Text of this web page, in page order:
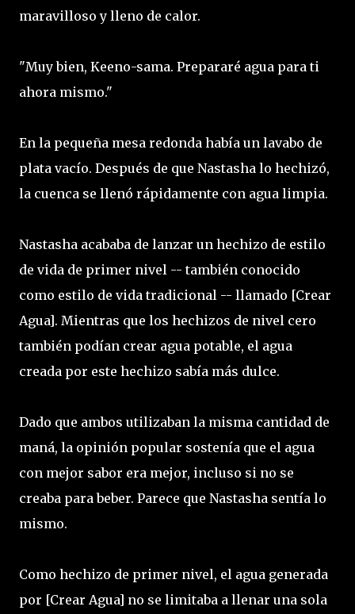
maravilloso y lleno de calor.
"Muy bien, Keeno-sama. Prepararé agua para ti
ahora mismo."
En la pequeña mesa redonda había un lavabo de
plata vacío. Después de que Nastasha lo hechizó,
la cuenca se llenó rápidamente con agua limpia.
Nastasha acababa de lanzar un hechizo de estilo
de vida de primer nivel -- también conocido
como estilo de vida tradicional -- llamado [Crear
Agua]. Mientras que los hechizos de nivel cero
también podían crear agua potable, el agua
creada por este hechizo sabía más dulce.
Dado que ambos utilizaban la misma cantidad de
maná, la opinión popular sostenía que el agua
con mejor sabor era mejor, incluso si no se
creaba para beber. Parece que Nastasha sentía lo
mismo.
Como hechizo de primer nivel, el agua generada
por [Crear Agua] no se limitaba a llenar una sola